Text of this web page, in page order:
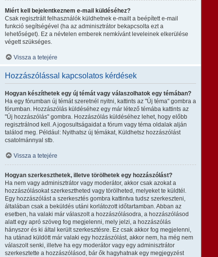
Miért kell bejelentkeznem e-mail küldéséhez?
Csak regisztrált felhasználók küldhetnek e-mailt a beépített e-mail
funkció segítségével (ha az adminisztrátor bekapcsolta ezt a
lehetőséget). Ez a névtelen emberek nemkívánt leveleinek elkerülése
végett szükséges.
Vissza a tetejére
Hozzászólással kapcsolatos kérdések
Hogyan készíthetek egy új témát vagy válaszolhatok egy témában?
Ha egy fórumban új témát szeretnél nyitni, kattints az "Új téma" gombra a
fórumban. Hozzászólás küldéséhez egy már létező témába kattints az
"Új hozzászólás" gombra. Hozzászólás küldéséhez lehet, hogy előbb
regisztrálnod kell. A jogosultságaidat a fórum vagy téma oldalak alján
találod meg. Például: Nyithatsz új témákat, Küldhetsz hozzászólást
csatolmánnyal stb.
Vissza a tetejére
Hogyan szerkeszthetek, illetve törölhetek egy hozzászólást?
Ha nem vagy adminisztrátor vagy moderátor, akkor csak azokat a
hozzászólásokat szerkesztheted vagy törölheted, melyeket te küldtél.
Egy hozzászólást a szerkesztés gombra kattintva tudsz szerkeszteni,
általában csak a beküldés utáni korlátozott időtartamban. Abban az
esetben, ha valaki már válaszolt a hozzászólásodra, a hozzászólásod
alatt egy apró szöveg fog megjelenni, mely jelzi, a hozzászólás
hányszor és ki által került szerkesztésre. Ez csak akkor fog megjelenni,
ha utánad küldött már valaki egy hozzászólást, akkor nem, ha még nem
válaszolt senki, illetve ha egy moderátor vagy egy adminisztrátor
szerkesztette a hozzászólásod, bár ők hagyhatnak egy megjegyzést